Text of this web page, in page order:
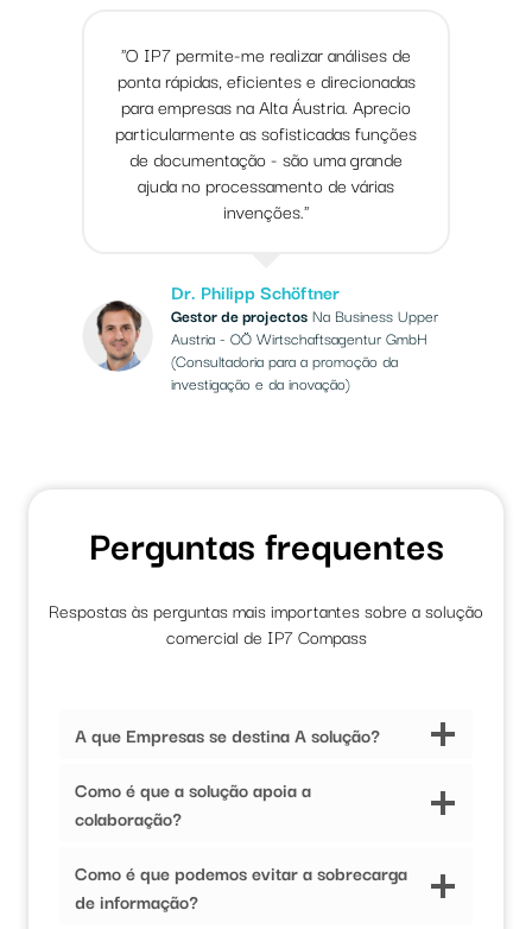
"O IP7 permite-me realizar análises de
ponta rápidas, eficientes e direcionadas
para empresas na Alta Áustria. Aprecio
particularmente as sofisticadas funções
de documentação - são uma grande
ajuda no processamento de várias
invenções."
Dr. Philipp Schöftner
Gestor de projectos Na Business Upper
Austria - OÖ Wirtschaftsagentur GmbH
(Consultadoria para a promoção da
investigação e da inovação)
Perguntas frequentes
Respostas às perguntas mais importantes sobre a solução
comercial de IP7 Compass
A que Empresas se destina A solução?
Como é que a solução apoia a
colaboração?
Como é que podemos evitar a sobrecarga
de informação?